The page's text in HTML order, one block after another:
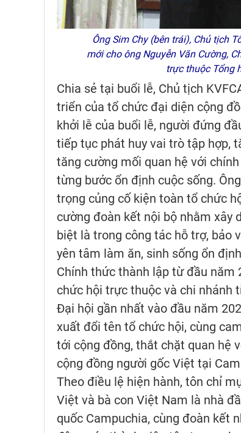
Ông Sim Chy (bên trái), Chủ tịch
mới cho ông Nguyễn Văn Cường,
trực thuộc Tổng
Chia sẻ tại buổi lễ, Chủ tịch
triển của tổ chức đại diện cộng
khởi lễ của buổi lễ, người đứng
tiếp tục phát huy vai trò tập hợp,
tăng cường mối quan hệ với
từng bước ổn định cuộc sống.
trọng củng cố kiện toàn tổ chức
cường đoàn kết nội bộ nhằm xây
biệt là trong công tác hỗ trợ, bảo
yên tâm làm ăn, sinh sống ổn
Chính thức thành lập từ đầu năm
chức hội trực thuộc và chi nhánh
Đại hội gần nhất vào đầu năm
xuất đổi tên tổ chức hội, cùng
tới cộng đồng, thắt chặt quan hệ
cộng đồng người gốc Việt tại
Theo điều lệ hiện hành, tôn chỉ
Việt và bà con Việt Nam là nhà
quốc Campuchia, cùng đoàn kết